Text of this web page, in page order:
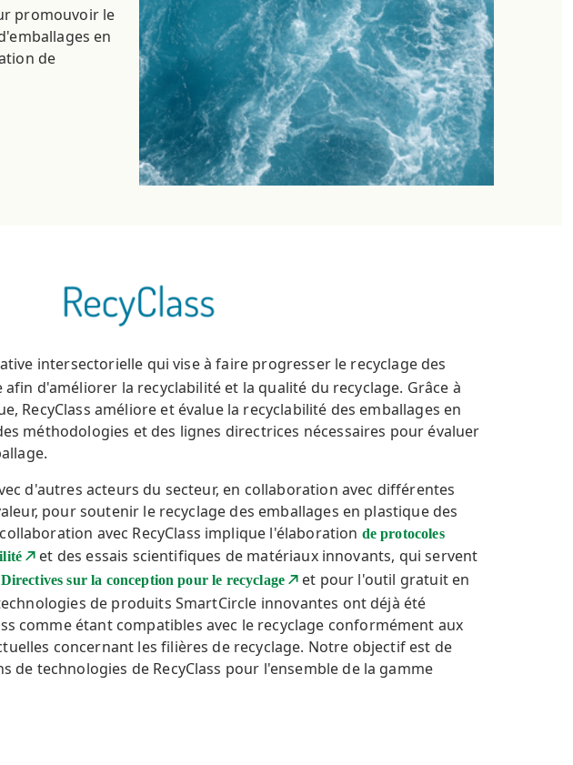
promouvoir le
en
de
intersectorielle qui vise à faire progresser le recyclage des
d'améliorer la recyclabilité et la qualité du recyclage. Grâce à
RecyClass améliore et évalue la recyclabilité des emballages en
méthodologies et des lignes directrices nécessaires pour évaluer
d'autres acteurs du secteur, en collaboration avec différentes
pour soutenir le recyclage des emballages en plastique des
avec RecyClass implique l'élaboration de protocoles
et des essais scientifiques de matériaux innovants, qui servent
Directives sur la conception pour le recyclage
et pour l'outil gratuit en
de produits SmartCircle innovantes ont déjà été
comme étant compatibles avec le recyclage conformément aux
concernant les filières de recyclage. Notre objectif est de
de technologies de RecyClass pour l'ensemble de la gamme